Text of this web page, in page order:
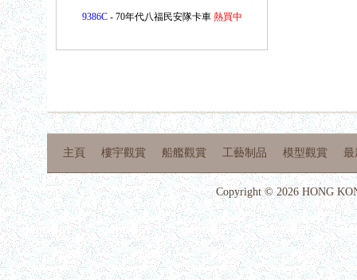
9386C- 70年代八福民安隊卡車 熱買中
主頁 樓宇觀賞 船艦觀賞 工藝制品 模型觀賞 最
Copyright © 2026 HONG